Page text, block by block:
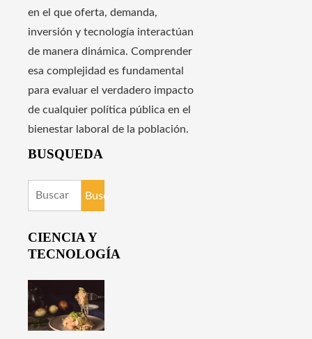
en el que oferta, demanda,
inversión y tecnología interactúan
de manera dinámica. Comprender
esa complejidad es fundamental
para evaluar el verdadero impacto
de cualquier política pública en el
bienestar laboral de la población.
BUSQUEDA
Buscar:
CIENCIA Y
TECNOLOGÍA